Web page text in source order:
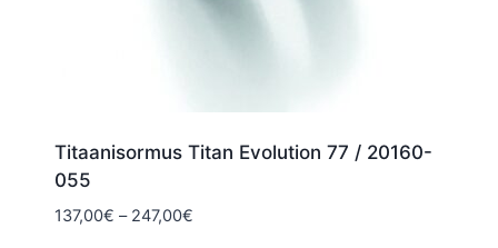
Titaanisormus Titan Evolution 77 / 20160-
055
137,00€ – 247,00€Hintaluokka: